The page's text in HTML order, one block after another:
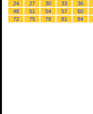
24
27 30 33 36
48
51 54 57 60
72
75 78 81 84